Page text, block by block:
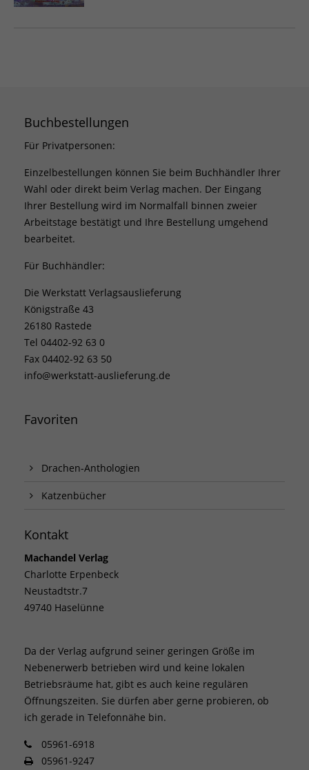
Buchbestellungen
Für Privatpersonen:
Einzelbestellungen können Sie beim Buchhändler Ihrer
Wahl oder direkt beim Verlag machen. Der Eingang
Ihrer Bestellung wird im Normalfall binnen zweier
Arbeitstage bestätigt und Ihre Bestellung umgehend
bearbeitet.
Für Buchhändler:
Die Werkstatt Verlagsauslieferung
Königstraße 43
26180 Rastede
Tel 04402-92 63 0
Fax 04402-92 63 50
info@werkstatt-auslieferung.de
Favoriten
Drachen-Anthologien
Katzenbücher
Kontakt
Machandel Verlag
Charlotte Erpenbeck
Neustadtstr.7
49740 Haselünne
Da der Verlag aufgrund seiner geringen Größe im
Nebenerwerb betrieben wird und keine lokalen
Betriebsräume hat, gibt es auch keine regulären
Öffnungszeiten. Sie dürfen aber gerne probieren, ob
ich gerade in Telefonnähe bin.
05961-6918
05961-9247